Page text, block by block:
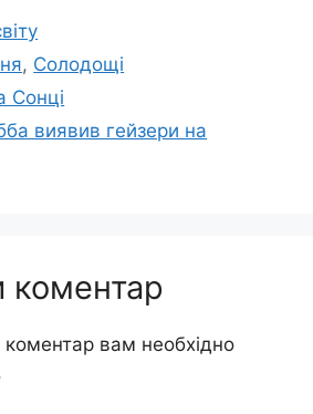
, Солодощі
Сонці
виявив гейзери на
коментар
вам необхідно